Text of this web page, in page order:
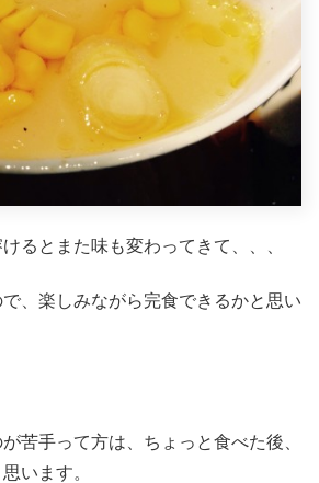
るとまた味も変わってきて、、、
、楽しみながら完食できるかと思い
苦手って方は、ちょっと食べた後、
います。